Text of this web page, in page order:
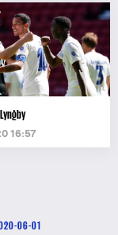
16:57
06-01